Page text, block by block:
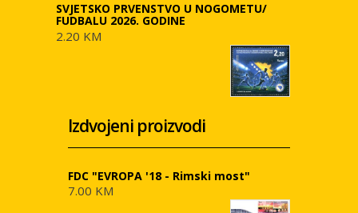
SVJETSKO PRVENSTVO U NOGOMETU/
FUDBALU 2026. GODINE
2.20 KM
Izdvojeni proizvodi
FDC "EVROPA '18 - Rimski most"
7.00 KM